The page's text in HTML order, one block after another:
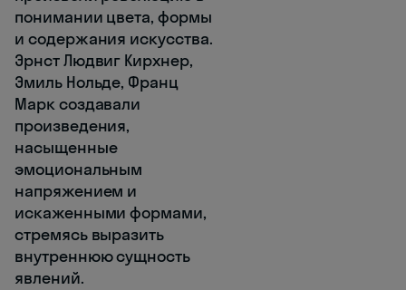
понимании цвета, формы
и содержания искусства.
Эрнст Людвиг Кирхнер,
Эмиль Нольде, Франц
Марк создавали
произведения,
насыщенные
эмоциональным
напряжением и
искаженными формами,
стремясь выразить
внутреннюю сущность
явлений.